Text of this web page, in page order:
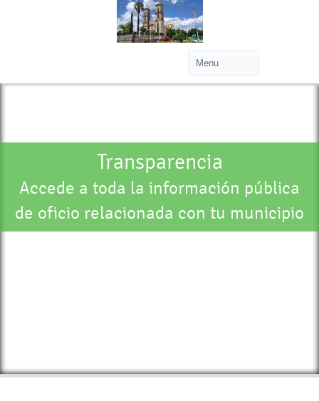
Transparencia
Accede a toda la información pública
de oficio relacionada con tu municipio